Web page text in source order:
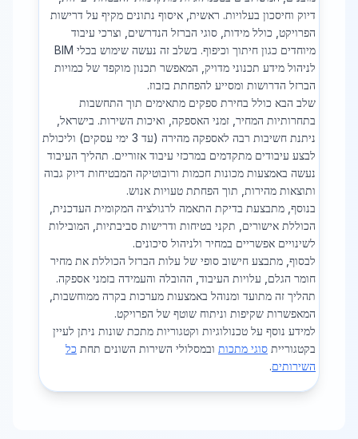
דיוק וחיסכון בעלויות. ראשית, איסוף נתונים מקיף על דרישות
הפרויקט, כולל מידות, סוגי הברזל הנדרשים, וצרכי עיבוד
מיוחדים כגון חיתוך וכיפוף. בשלב זה נעשה שימוש בכלי BIM
לניהול מידע תכנוני מדויק, המאפשר תכנון מוקפד של כמויות
הברזל הדרושות ומסייע להפחתת בזבוז.
שלב הבא כולל בחירת ספקים מתאימים תוך התחשבות
בתחרותיות המחיר, זמני האספקה, ואיכות השירות. בישראל,
ניתנת חשיבות רבה לאספקה מהירה (עד 3 ימי עסקים) וליכולת
לבצע עיבודים מתקדמים במרכזי עיבוד אזוריים. תהליך העיבוד
נעשה באמצעות מכונות חכמות ורובוטיקה המבטיחות דיוק גבוה
ותוצאות מהירות, תוך הפחתת טעויות אנוש.
בנוסף, מתבצעת בדיקת התאמה לרגולציה המקומית העדכנית,
הכוללת אישורים, תקני בטיחות ודרישות סביבתיות, המובילות
לשינויים אפשריים במחיר ולניהול סיכונים.
לבסוף, מתבצע חישוב סופי של עלות הברזל הכוללת את מחיר
חומר הגלם, עלויות העיבוד, ההובלה והעמידה בזמני אספקה.
תהליך זה מתועד ומנוהל באמצעות מערכות בקרה ממוחשבות,
המאפשרות שקיפות וניתוח שוטף של הפרויקט.
למידע נוסף על טכנולוגיות וקטגוריות מתכת שונות ניתן לעיין
בקטגוריית סוגי מתכות ובמסלולי השירות השונים תחת כל
השירותים.